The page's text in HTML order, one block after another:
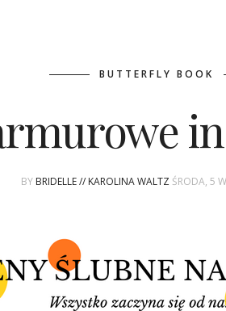
BUTTERFLY BOOK
BY BRIDELLE // KAROLINA WALTZ ŚRODA, 5